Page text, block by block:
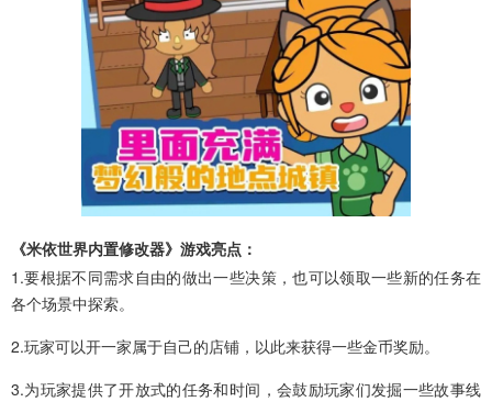
《米依世界内置修改器》游戏亮点：
1.要根据不同需求自由的做出一些决策，也可以领取一些新的任务在
各个场景中探索。
2.玩家可以开一家属于自己的店铺，以此来获得一些金币奖励。
3.为玩家提供了开放式的任务和时间，会鼓励玩家们发掘一些故事线